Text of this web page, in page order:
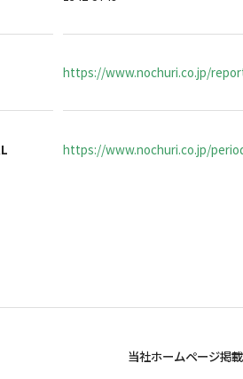
https://www.nochuri.co.jp/
https://www.nochuri.co.jp/
当社ホームページ掲